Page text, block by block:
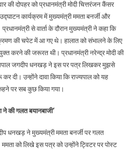
ने
की
राज्यपाल
की
शिकायत,
दोपहर को प्रधानमंत्री मोदी चित्तरंजन कैंसर
कार्यक्रम में मुख्यमंत्री ममता बनर्जी और
से वार्ता के दौरान मुख्यमंत्री ने कहा कि
की चपेट में आ गए थे। हालात को संभालने के लिए
करने की जरूरत थी। प्रधानमंत्री नरेन्द्र मोदी की
जगदीप धनखड़ ने इस पर पत्र लिखकर मुझसे
दी। उन्होंने दावा किया कि राज्यपाल को यह
पर सब कुछ किया गया।
ने की गलत बयानबाजी‘
धनखड़ ने मुख्यमंत्री ममता बनर्जी पर गलत
को लिखे इस पत्र को उन्होंने ट्विटर पर पोस्ट